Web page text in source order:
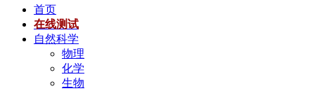
首页
在线测试
自然科学
物理
化学
生物